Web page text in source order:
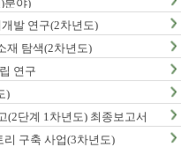
분야)
발 연구(2차년도)
재 탐색(2차년도)
연구
)
(2단계 1차년도) 최종보고서
구축 사업(3차년도)